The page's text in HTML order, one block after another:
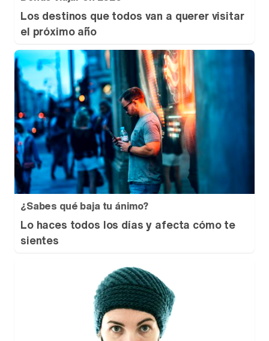
Los destinos que todos van a querer visitar
el próximo año
¿Sabes qué baja tu ánimo?
Lo haces todos los días y afecta cómo te
sientes